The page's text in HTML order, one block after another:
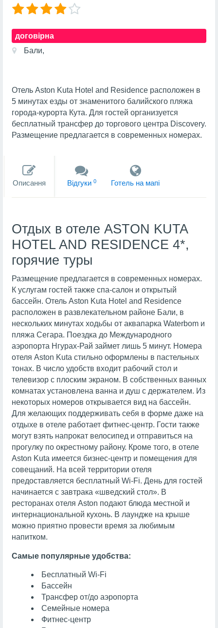
договірна
Бали,
Отель Aston Kuta Hotel and Residence расположен в
5 минутах езды от знаменитого балийского пляжа
города-курорта Кута. Для гостей организуется
бесплатный трансфер до торгового центра Discovery.
Размещение предлагается в современных номерах.
Описання Вiдгуки 0 Готель на мапi
Отдых в отеле ASTON KUTA
HOTEL AND RESIDENCE 4*,
горячие туры
Размещение предлагается в современных номерах.
К услугам гостей также спа-салон и открытый
бассейн. Отель Aston Kuta Hotel and Residence
расположен в развлекательном районе Бали, в
нескольких минутах ходьбы от аквапарка Waterbom и
пляжа Сегара. Поездка до Международного
аэропорта Нгурах-Рай займет лишь 5 минут. Номера
отеля Aston Kuta стильно оформлены в пастельных
тонах. В число удобств входит рабочий стол и
телевизор с плоским экраном. В собственных ванных
комнатах установлена ванна и душ с держателем. Из
некоторых номеров открывается вид на бассейн.
Для желающих поддерживать себя в форме даже на
отдыхе в отеле работает фитнес-центр. Гости также
могут взять напрокат велосипед и отправиться на
прогулку по окрестному району. Кроме того, в отеле
Aston Kuta имеется бизнес-центр и помещения для
совещаний. На всей территории отеля
предоставляется бесплатный Wi-Fi. День для гостей
начинается с завтрака «шведский стол». В
ресторанах отеля Aston подают блюда местной и
интернациональной кухонь. В лаундже на крыше
можно приятно провести время за любимым
напитком.
Самые популярные удобства:
Бесплатный Wi-Fi
Бассейн
Трансфер от/до аэропорта
Семейные номера
Фитнес-центр